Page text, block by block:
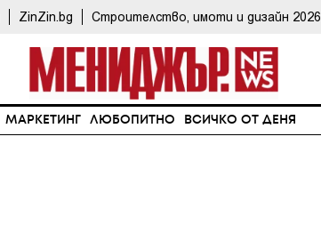
ZinZin.bg Строителство, имоти и дизайн 2026
МАРКЕТИНГ ЛЮБОПИТНО ВСИЧКО ОТ ДЕНЯ